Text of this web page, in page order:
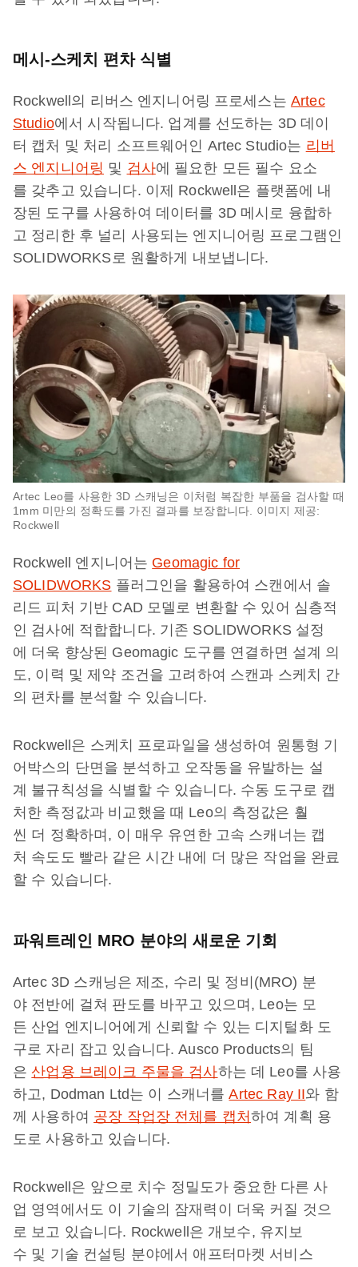
메시-스케치 편차 식별
Rockwell의 리버스 엔지니어링 프로세스는 Artec
Studio에서 시작됩니다. 업계를 선도하는 3D 데이
터 캡처 및 처리 소프트웨어인 Artec Studio는 리버
스 엔지니어링 및 검사에 필요한 모든 필수 요소
를 갖추고 있습니다. 이제 Rockwell은 플랫폼에 내
장된 도구를 사용하여 데이터를 3D 메시로 융합하
고 정리한 후 널리 사용되는 엔지니어링 프로그램인
SOLIDWORKS로 원활하게 내보냅니다.
Artec Leo를 사용한 3D 스캐닝은 이처럼 복잡한 부품을 검사할 때
1mm 미만의 정확도를 가진 결과를 보장합니다. 이미지 제공:
Rockwell
Rockwell 엔지니어는 Geomagic for
SOLIDWORKS 플러그인을 활용하여 스캔에서 솔
리드 피처 기반 CAD 모델로 변환할 수 있어 심층적
인 검사에 적합합니다. 기존 SOLIDWORKS 설정
에 더욱 향상된 Geomagic 도구를 연결하면 설계 의
도, 이력 및 제약 조건을 고려하여 스캔과 스케치 간
의 편차를 분석할 수 있습니다.
Rockwell은 스케치 프로파일을 생성하여 원통형 기
어박스의 단면을 분석하고 오작동을 유발하는 설
계 불규칙성을 식별할 수 있습니다. 수동 도구로 캡
처한 측정값과 비교했을 때 Leo의 측정값은 훨
씬 더 정확하며, 이 매우 유연한 고속 스캐너는 캡
처 속도도 빨라 같은 시간 내에 더 많은 작업을 완료
할 수 있습니다.
파워트레인 MRO 분야의 새로운 기회
Artec 3D 스캐닝은 제조, 수리 및 정비(MRO) 분
야 전반에 걸쳐 판도를 바꾸고 있으며, Leo는 모
든 산업 엔지니어에게 신뢰할 수 있는 디지털화 도
구로 자리 잡고 있습니다. Ausco Products의 팀
은산업용 브레이크 주물을 검사하는 데 Leo를 사용
하고, Dodman Ltd는 이 스캐너를Artec Ray II와 함
께 사용하여 공장 작업장 전체를 캡처하여 계획 용
도로 사용하고 있습니다.
Rockwell은 앞으로 치수 정밀도가 중요한 다른 사
업 영역에서도 이 기술의 잠재력이 더욱 커질 것으
로 보고 있습니다. Rockwell은 개보수, 유지보
수 및 기술 컨설팅 분야에서 애프터마켓 서비스